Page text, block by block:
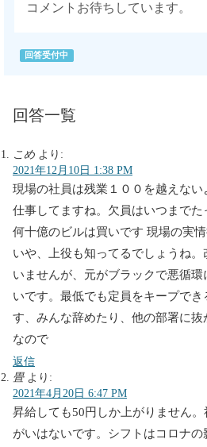
コメントお待ちしています。
回答受付中
回答一覧
こめ より:
2021年12月10日 1:38 PM
現場の社員は残業１００を越えない
仕事してますね。欠員はいつまでた
何十億のビルは買いです 現場の実
いや、上役も知ってるでしょうね
いませんが、元がブラックで悪循
いです。最低でも定員をキープで
す、みんな辞めたり、他の部署に抜
なので
返信
畳 より:
2021年4月20日 6:47 PM
昇給しても50円しか上がりません
がいはないです。シフトはコロナ